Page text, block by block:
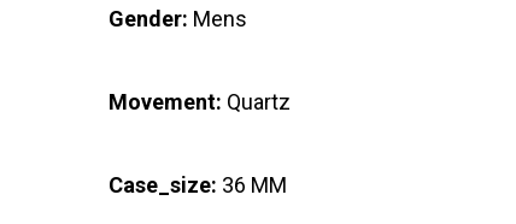
Gender: Mens
Movement: Quartz
Case_size: 36 MM